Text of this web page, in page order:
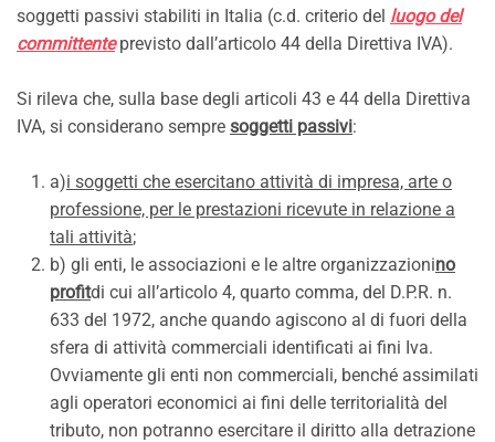
soggetti passivi stabiliti in Italia (c.d. criterio del luogo del
committente previsto dall’articolo 44 della Direttiva IVA).
Si rileva che, sulla base degli articoli 43 e 44 della Direttiva
IVA, si considerano sempre soggetti passivi:
a)i soggetti che esercitano attività di impresa, arte o
professione, per le prestazioni ricevute in relazione a
tali attività;
b) gli enti, le associazioni e le altre organizzazionino
profitdi cui all’articolo 4, quarto comma, del D.P.R. n.
633 del 1972, anche quando agiscono al di fuori della
sfera di attività commerciali identificati ai fini Iva.
Ovviamente gli enti non commerciali, benché assimilati
agli operatori economici ai fini delle territorialità del
tributo, non potranno esercitare il diritto alla detrazione